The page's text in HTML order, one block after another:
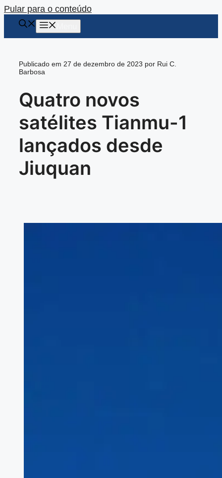
Pular para o conteúdo
Publicado em 27 de dezembro de 2023 por Rui C.
Barbosa
Quatro novos
satélites Tianmu-1
lançados desde
Jiuquan